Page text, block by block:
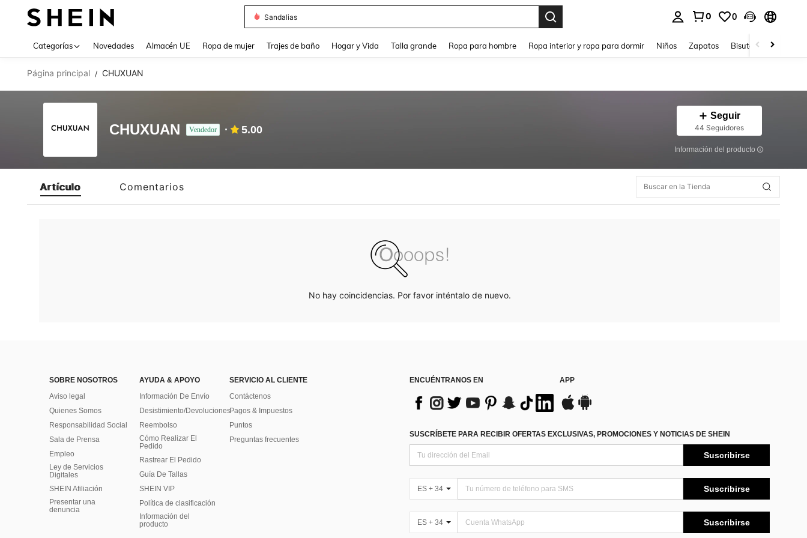
Sandalias
0 0
Categorías Novedades Almacén UE Ropa de mujer Trajes de baño Hogar y Vida Talla grande Ropa para hombre Ropa interior y ropa para dormir Niños Zapatos Bisutería Y
Página principal / CHUXUAN
CHUXUAN Vendedor 5.00
Seguir
44 Seguidores
Información del producto
Artículo Comentarios
No hay coincidencias. Por favor inténtalo de nuevo.
SOBRE NOSOTROS
Aviso legal
Quienes Somos
Responsabilidad Social
Sala de Prensa
Empleo
Ley de Servicios
Digitales
SHEIN Afiliación
Presentar una
denuncia
AYUDA & APOYO
Información De Envío
Desistimiento/Devoluciones
Reembolso
Cómo Realizar El
Pedido
Rastrear El Pedido
Guía De Tallas
SHEIN VIP
Política de clasificación
​Información del
producto
SERVICIO AL CLIENTE
Contáctenos
Pagos & Impuestos
Puntos
Preguntas frecuentes
ENCUÉNTRANOS EN APP
SUSCRÍBETE PARA RECIBIR OFERTAS EXCLUSIVAS, PROMOCIONES Y NOTICIAS DE SHEIN
Suscribirse
ES + 34 Suscribirse
ES + 34 Suscribirse